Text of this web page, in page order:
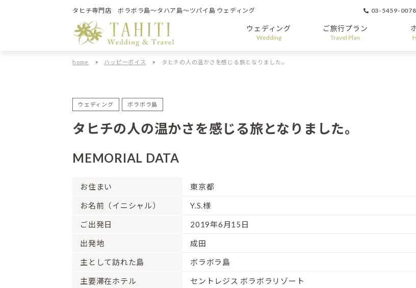
タヒチ専門店 ボラボラ島～タハア島～ツパイ島 ウェディング 03-5459-0078
ウェディング
Wedding
ご旅行プラン
Travel Plan
home > ハッピーボイス > タヒチの人の温かさを感じる旅となりました。
ウェディング ボラボラ島
タヒチの人の温かさを感じる旅となりました。
MEMORIAL DATA
お住まい 東京都
お名前（イニシャル） Y.S.様
ご出発日 2019年6月15日
出発地 成田
主として訪れた島 ボラボラ島
主要滞在ホテル セントレジス ボラボラリゾート